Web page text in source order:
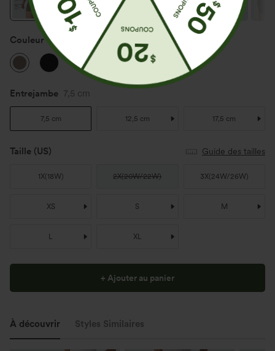
Couleur Dawn Brown
Entrejambe 7,5 cm
7,5 cm 12,5 cm 17,5 cm
Taille (US) Guide des tailles
1X(18W) 2X(20W/22W) 3X(24W/26W)
XS S M
L XL
+ Ajouter au panier
À découvrir Styles Similaires